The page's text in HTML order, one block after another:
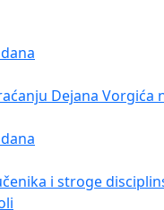
Dejana Vorgića
i stroge